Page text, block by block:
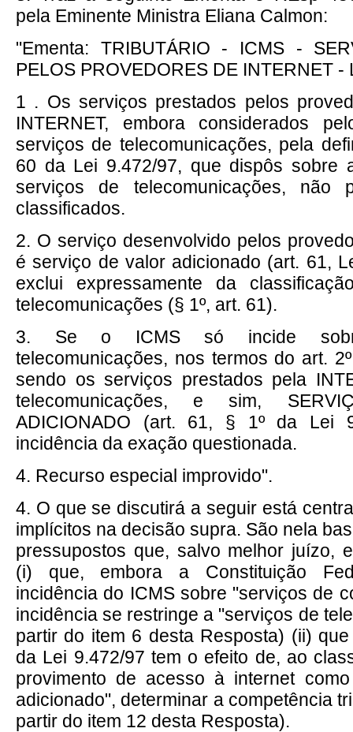
pela Eminente Ministra Eliana Calmon:
"Ementa: TRIBUTÁRIO - ICMS -
PELOS PROVEDORES DE INTERNET -
1 . Os serviços prestados pelos
INTERNET, embora considerados
serviços de telecomunicações, pela
60 da Lei 9.472/97, que dispôs sobre
serviços de telecomunicações, não
classificados.
2. O serviço desenvolvido pelos
é serviço de valor adicionado (art. 61,
exclui expressamente da
telecomunicações (§ 1º, art. 61).
3. Se o ICMS só incide
telecomunicações, nos termos do art.
sendo os serviços prestados pela
telecomunicações, e sim,
ADICIONADO (art. 61, § 1º da Lei
incidência da exação questionada.
4. Recurso especial improvido".
4. O que se discutirá a seguir está
implícitos na decisão supra. São nela
pressupostos que, salvo melhor juízo,
(i) que, embora a Constituição
incidência do ICMS sobre "serviços de
incidência se restringe a "serviços de
partir do item 6 desta Resposta) (ii)
da Lei 9.472/97 tem o efeito de, ao
provimento de acesso à internet
adicionado", determinar a competência
partir do item 12 desta Resposta).